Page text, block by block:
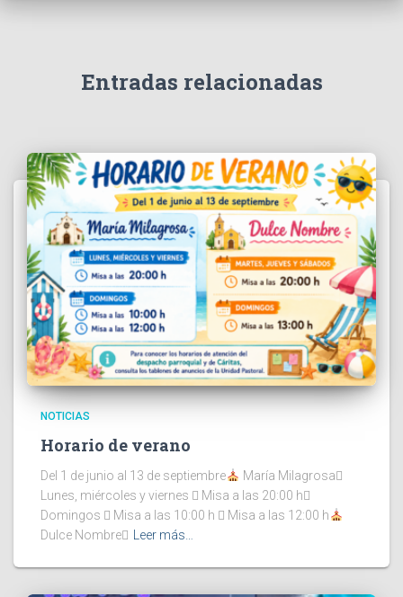
Entradas relacionadas
NOTICIAS
Horario de verano
Del 1 de junio al 13 de septiembre
María Milagrosa
Lunes, miércoles y viernes  Misa a las 20:00 h
Domingos  Misa a las 10:00 h  Misa a las 12:00 h
Dulce Nombre
Leer más…